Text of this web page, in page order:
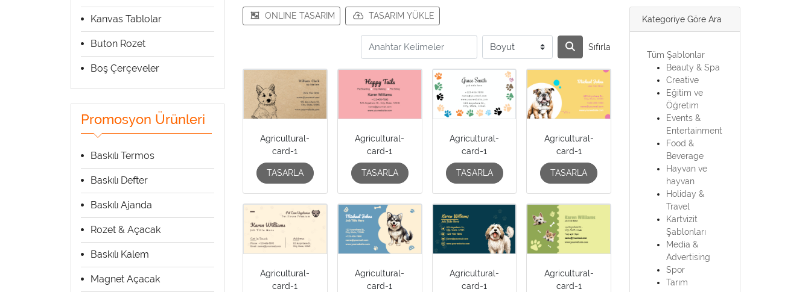
Kanvas Tablolar
Buton Rozet
Boş Çerçeveler
Promosyon Ürünleri
Baskılı Termos
Baskılı Defter
Baskılı Ajanda
Rozet & Açacak
Baskılı Kalem
Magnet Açacak
ONLINE TASARIM TASARIM YÜKLE
Sıfırla
Agricultural-
card-1
TASARLA
Agricultural-
card-1
TASARLA
Agricultural-
card-1
TASARLA
Agricultural-
card-1
TASARLA
Agricultural-
card-1
Agricultural-
card-1
Agricultural-
card-1
Agricultural-
card-1
Kategoriye Göre Ara
Tüm Şablonlar
Beauty & Spa
Creative
Eğitim ve
Öğretim
Events &
Entertainment
Food &
Beverage
Hayvan ve
hayvan
Holiday &
Travel
Kartvizit
Şablonları
Media &
Advertising
Spor
Tarım